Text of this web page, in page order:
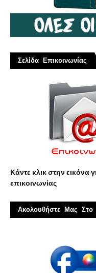
Σελίδα Επικοινωνίας
Κάντε κλικ στην εικόνα
επικοινωνίας
Ακολουθήστε Μας